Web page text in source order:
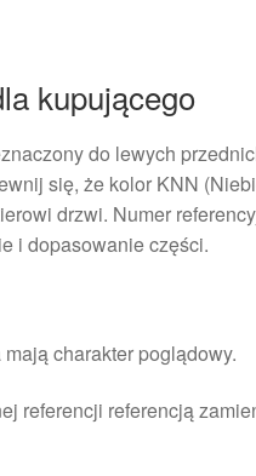
kupującego
do lewych
się, że kolor KNN
drzwi. Numer
i dopasowanie części.
charakter poglądowy.
referencji referencją